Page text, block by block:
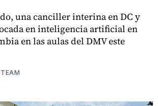
una canciller interina en DC y
en inteligencia artificial en
en las aulas del DMV este